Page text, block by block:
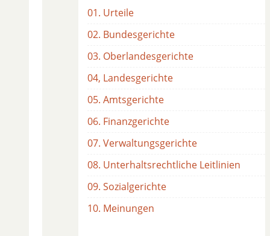
01. Urteile
02. Bundesgerichte
03. Oberlandesgerichte
04, Landesgerichte
05. Amtsgerichte
06. Finanzgerichte
07. Verwaltungsgerichte
08. Unterhaltsrechtliche Leitlinien
09. Sozialgerichte
10. Meinungen